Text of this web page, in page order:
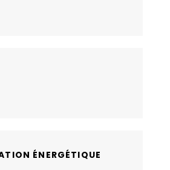
ÉNERGÉTIQUE